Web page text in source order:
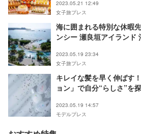
2023.05.21 12:49
女子旅プレス
海に囲まれる特別な休暇
ンシー 瀬良垣アイランド
2023.05.19 23:34
女子旅プレス
キレイな髪を早く伸ばす
ョン」で自分“らしさ”を
2023.05.19 14:57
モデルプレス